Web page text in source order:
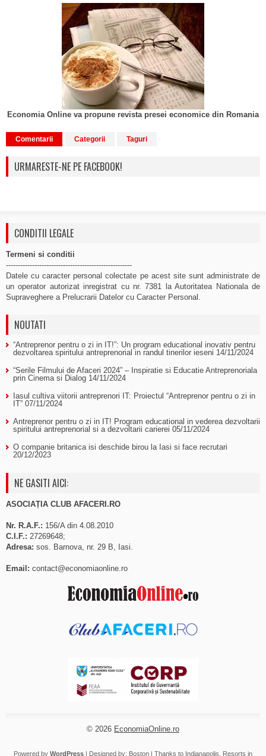
Economia Online va propune revista presei economice din Romania
Comentarii Categorii Taguri
URMARESTE-NE PE FACEBOOK!
CONDITII LEGALE
Termeni si conditii
-----------------------------------------------------
Datele cu caracter personal colectate pe acest site sunt administrate de
un operator autorizat inregistrat cu nr. 7381 la Autoritatea Nationala de
Supraveghere a Prelucrarii Datelor cu Caracter Personal.
NOUTATI
“Antreprenor pentru o zi in IT!”: Un program educational inovativ pentru
dezvoltarea spiritului antreprenorial in randul tinerilor ieseni 14/11/2024
“Serile Filmului de Afaceri 2024” – Inspiratie si Educatie Antreprenoriala
prin Cinema si Dialog 14/11/2024
Iasul cultiva viitorii antreprenori IT: Proiectul “Antreprenor pentru o zi in
IT” 07/11/2024
Antreprenor pentru o zi in IT! Program educational in vederea dezvoltarii
spiritului antreprenorial si a dezvoltarii carierei 05/11/2024
O companie britanica isi deschide birou la Iasi si face recrutari
20/12/2023
NE GASITI AICI:
ASOCIAȚIA CLUB AFACERI.RO
Nr. R.A.F.: 156/A din 4.08.2010
C.I.F.: 27269648;
Adresa: sos. Barnova, nr. 29 B, Iasi.
Email: contact@economiaonline.ro
© 2026 EconomiaOnline.ro
Powered by WordPress | Designed by: Boston | Thanks to Indianapolis Resorts in